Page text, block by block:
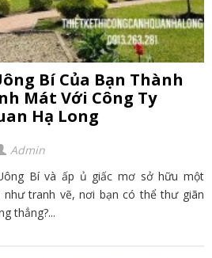
Bí Của Bạn Thành
Mát Với Công Ty
Hạ Long
Admin
Bí và ấp ủ giấc mơ sở hữu một
tranh vẽ, nơi bạn có thể thư giãn
thẳng?...